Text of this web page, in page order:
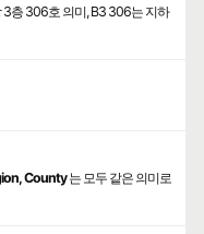
3층 306호 의미, B3 306는 지하
County는 모두 같은 의미로